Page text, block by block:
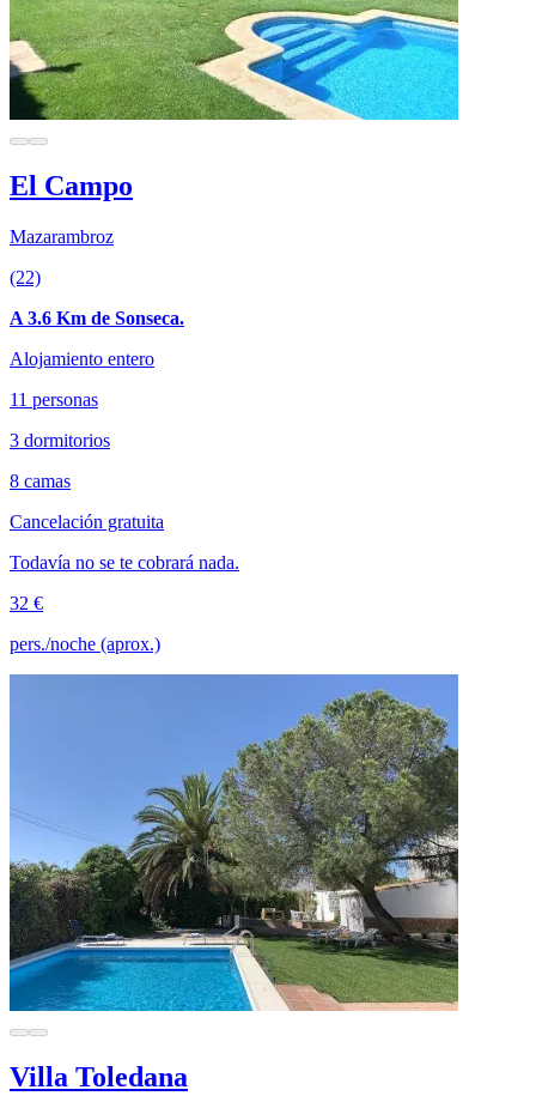
El Campo
Mazarambroz
(22)
A 3.6 Km de Sonseca.
Alojamiento entero
11 personas
3 dormitorios
8 camas
Cancelación gratuita
Todavía no se te cobrará nada.
32 €
pers./noche (aprox.)
Villa Toledana